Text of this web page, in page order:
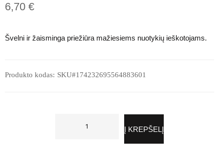
6,70 €
Švelni ir žaisminga priežiūra mažiesiems nuotykių ieškotojams.
Produkto kodas: SKU#174232695564883601
Į KREPŠELĮ